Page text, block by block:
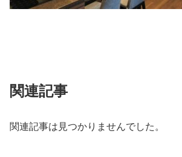
関連記事
関連記事は見つかりませんでした。